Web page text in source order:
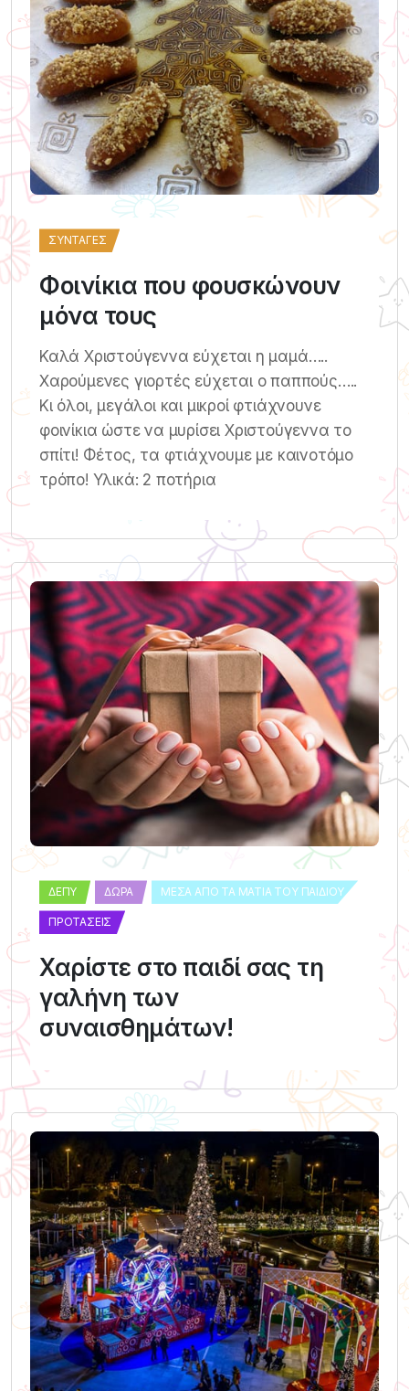
ΣΥΝΤΑΓΈΣ
Φοινίκια που φουσκώνουν
μόνα τους
Καλά Χριστούγεννα εύχεται η μαμά…..
Χαρούμενες γιορτές εύχεται ο παππούς…..
Κι όλοι, μεγάλοι και μικροί φτιάχνουνε
φοινίκια ώστε να μυρίσει Χριστούγεννα το
σπίτι! Φέτος, τα φτιάχνουμε με καινοτόμο
τρόπο! Υλικά: 2 ποτήρια
ΔΕΠΥ ΔΏΡΑ ΜΈΣΑ ΑΠΌ ΤΑ ΜΆΤΙΑ ΤΟΥ ΠΑΙΔΙΟΎ
ΠΡΟΤΆΣΕΙΣ
Χαρίστε στο παιδί σας τη
γαλήνη των
συναισθημάτων!